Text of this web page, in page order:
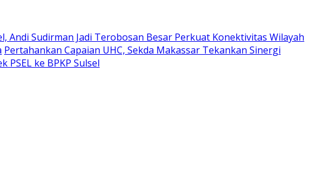
Andi Sudirman Jadi Terobosan Besar Perkuat Konektivitas Wilayah
Pertahankan Capaian UHC, Sekda Makassar Tekankan Sinergi
ke BPKP Sulsel